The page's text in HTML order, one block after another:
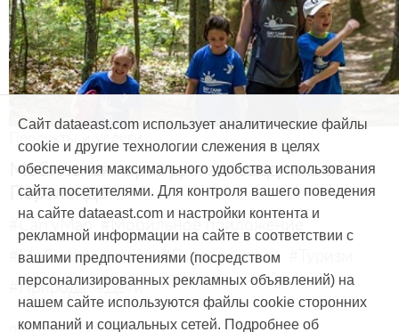
Продукты и услуги
Мобильная карта для заповедника в
Портленде
#CarryMap #Мобильное приложение
#Мобильная карта #Путеводитель
#Природа #Дети
Сайт dataeast.com использует аналитические файлы
cookie и другие технологии слежения в целях
обеспечения максимального удобства использования
сайта посетителями. Для контроля вашего поведения
на сайте dataeast.com и настройки контента и
рекламной информации на сайте в соответствии с
вашими предпочтениями (посредством
персонализированных рекламных объявлений) на
нашем сайте используются файлы cookie сторонних
компаний и социальных сетей. Подробнее об